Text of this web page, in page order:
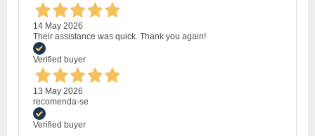
14 May 2026
Their assistance was quick. Thank you again!
Verified buyer
13 May 2026
recomenda-se
Verified buyer